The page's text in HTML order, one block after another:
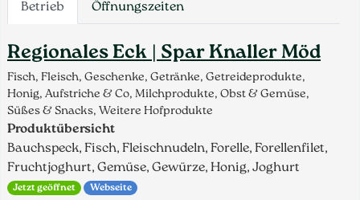
Betrieb Öffnungszeiten
Regionales Eck | Spar Knaller Möd
Fisch, Fleisch, Geschenke, Getränke, Getreideprodukte,
Honig, Aufstriche & Co, Milchprodukte, Obst & Gemüse,
Süßes & Snacks, Weitere Hofprodukte
Produktübersicht
Bauchspeck, Fisch, Fleischnudeln, Forelle, Forellenfilet,
Fruchtjoghurt, Gemüse, Gewürze, Honig, Joghurt
Jetzt geöffnet Webseite